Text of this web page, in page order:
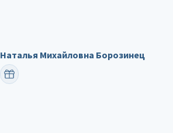
Наталья Михайловна Борозинец
ПОЗДРАВИТЬ